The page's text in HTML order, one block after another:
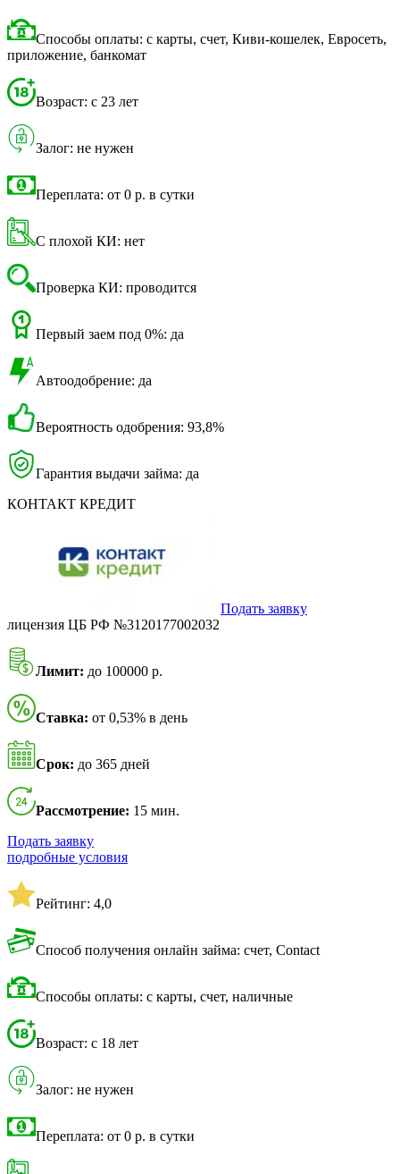
Способы оплаты: с карты, счет, Киви-кошелек, Евросеть,
приложение, банкомат
Возраст: с 23 лет
Залог: не нужен
Переплата: от 0 р. в сутки
С плохой КИ: нет
Проверка КИ: проводится
Первый заем под 0%: да
Автоодобрение: да
Вероятность одобрения: 93,8%
Гарантия выдачи займа: да
КОНТАКТ КРЕДИТ
Подать заявку
лицензия ЦБ РФ №3120177002032
Лимит: до 100000 р.
Ставка: от 0,53% в день
Срок: до 365 дней
Рассмотрение: 15 мин.
Подать заявку
подробные условия
Рейтинг: 4,0
Способ получения онлайн займа: счет, Contact
Способы оплаты: с карты, счет, наличные
Возраст: с 18 лет
Залог: не нужен
Переплата: от 0 р. в сутки